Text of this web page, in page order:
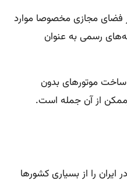
فضای مجازی مخصوصا موارد
رسمی به عنوان
موتورهای بدون
از آن جمله است.
ایران را از بسیاری کشورها